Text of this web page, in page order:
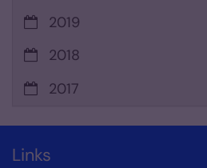
2019
2018
2017
Links